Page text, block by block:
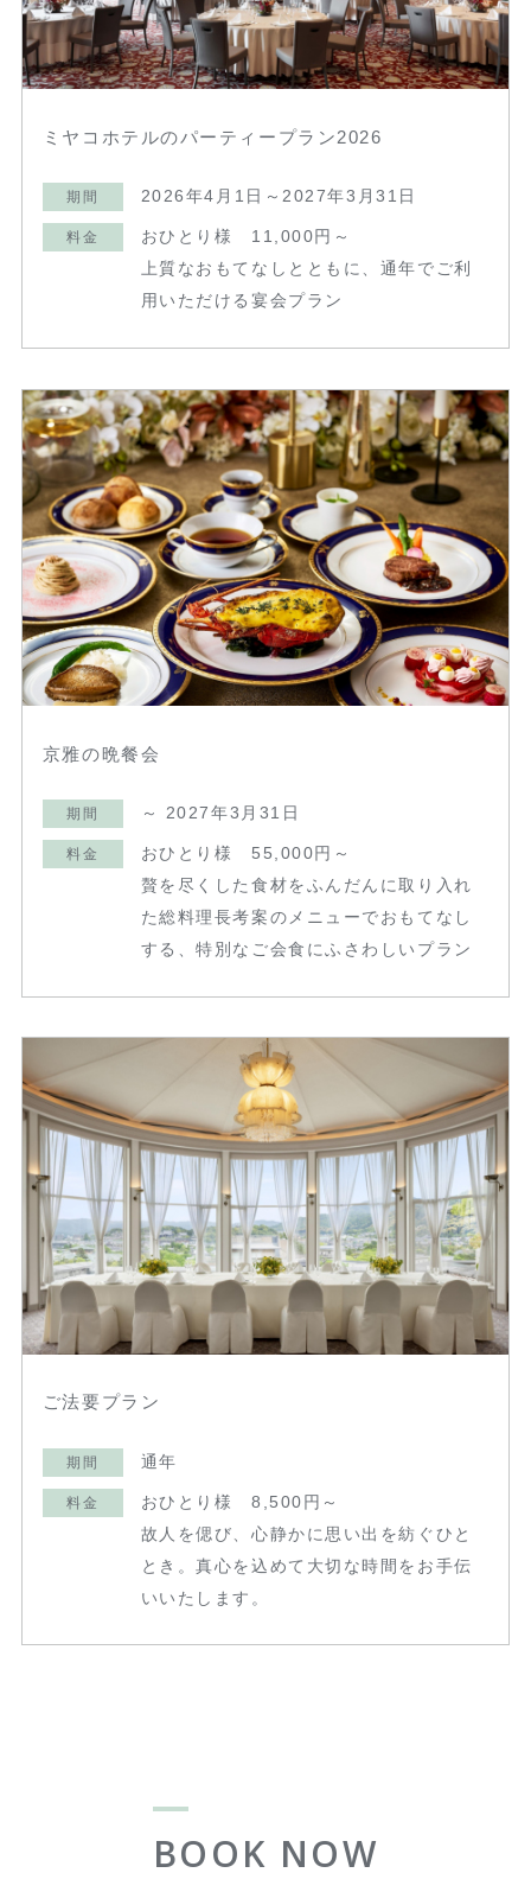
ミヤコホテルのパーティープラン2026
期間 2026年4月1日～2027年3月31日
料金
おひとり様 11,000円～
上質なおもてなしとともに、通年でご利
用いただける宴会プラン
京雅の晩餐会
期間 ～ 2027年3月31日
料金
おひとり様 55,000円～
贅を尽くした食材をふんだんに取り入れ
た総料理長考案のメニューでおもてなし
する、特別なご会食にふさわしいプラン
ご法要プラン
期間 通年
料金
おひとり様 8,500円～
故人を偲び、心静かに思い出を紡ぐひと
とき。真心を込めて大切な時間をお手伝
いいたします。
BOOK NOW